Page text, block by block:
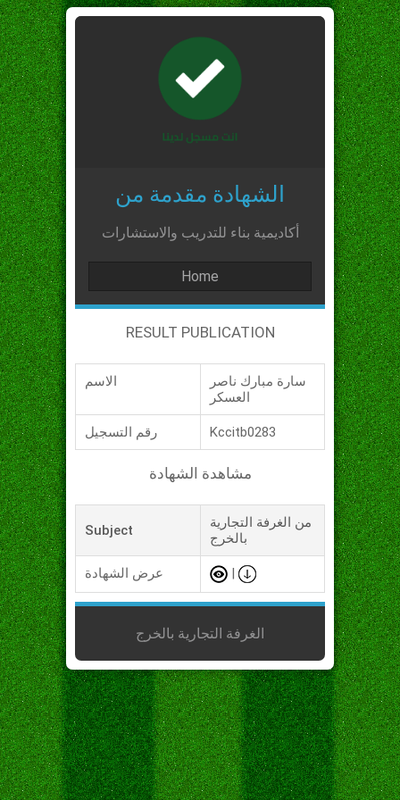
الشهادة مقدمة من
أكاديمية بناء للتدريب والاستشارات
Home
RESULT PUBLICATION
الاسم
سارة مبارك ناصر
العسكر
رقم التسجيل Kccitb0283
مشاهدة الشهادة
Subject
من الغرفة التجارية
بالخرج
عرض الشهادة
الغرفة التجارية بالخرج